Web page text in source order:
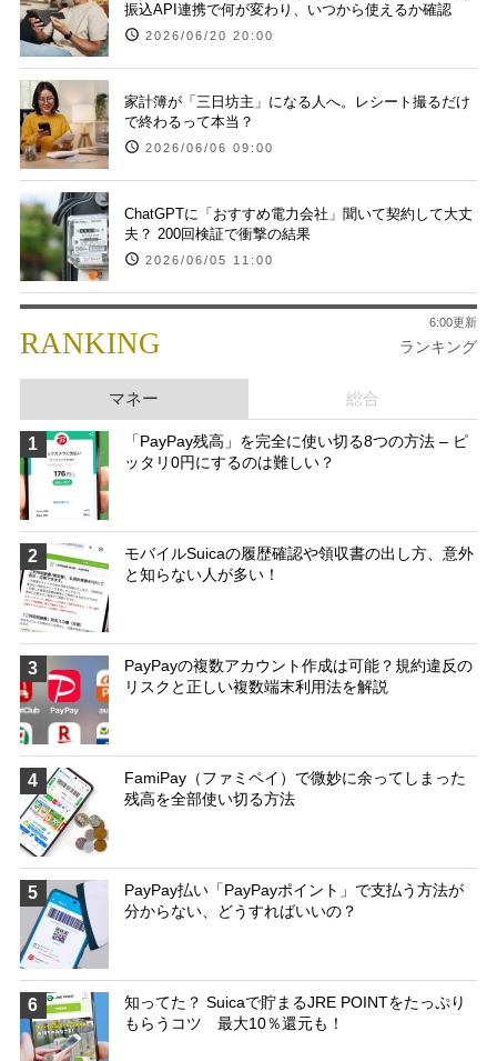
振込API連携で何が変わり、いつから使えるか確認
2026/06/20 20:00
家計簿が「三日坊主」になる人へ。レシート撮るだけ
で終わるって本当？
2026/06/06 09:00
ChatGPTに「おすすめ電力会社」聞いて契約して大丈
夫？ 200回検証で衝撃の結果
2026/06/05 11:00
RANKING ランキング
6:00更新
マネー 総合
1
「PayPay残高」を完全に使い切る8つの方法 – ピ
ッタリ0円にするのは難しい？
2
モバイルSuicaの履歴確認や領収書の出し方、意外
と知らない人が多い！
3
PayPayの複数アカウント作成は可能？規約違反の
リスクと正しい複数端末利用法を解説
4
FamiPay（ファミペイ）で微妙に余ってしまった
残高を全部使い切る方法
5
PayPay払い「PayPayポイント」で支払う方法が
分からない、どうすればいいの？
6
知ってた？ Suicaで貯まるJRE POINTをたっぷり
もらうコツ 最大10％還元も！